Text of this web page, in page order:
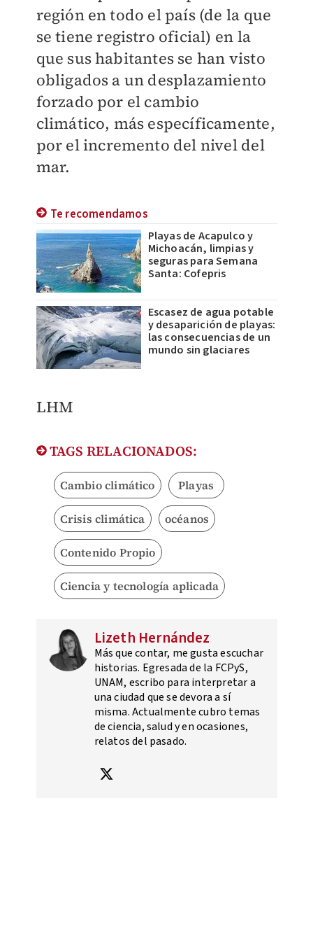
región en todo el país (de la que
se tiene registro oficial) en la
que sus habitantes se han visto
obligados a un desplazamiento
forzado por el cambio
climático, más específicamente,
por el incremento del nivel del
mar.
Te recomendamos
Playas de Acapulco y
Michoacán, limpias y
seguras para Semana
Santa: Cofepris
Escasez de agua potable
y desaparición de playas:
las consecuencias de un
mundo sin glaciares
LHM
TAGS RELACIONADOS:
Cambio climático Playas
Crisis climática océanos
Contenido Propio
Ciencia y tecnología aplicada
Lizeth Hernández
Más que contar, me gusta escuchar
historias. Egresada de la FCPyS,
UNAM, escribo para interpretar a
una ciudad que se devora a sí
misma. Actualmente cubro temas
de ciencia, salud y en ocasiones,
relatos del pasado.